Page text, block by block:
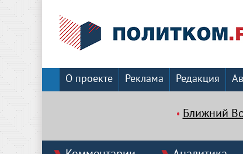
О проекте Реклама Редакция
Ближний